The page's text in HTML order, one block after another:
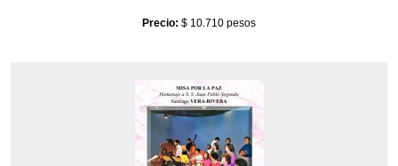
Precio: $ 10.710 pesos